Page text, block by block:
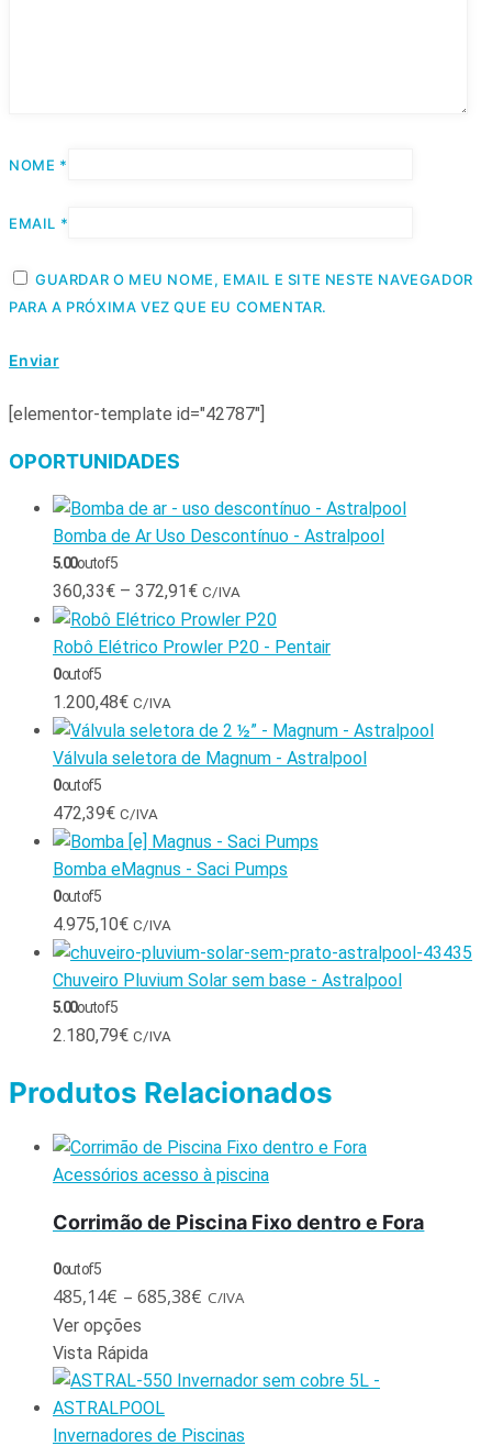
NOME *
EMAIL *
GUARDAR O MEU NOME, EMAIL E SITE NESTE NAVEGADOR
PARA A PRÓXIMA VEZ QUE EU COMENTAR.
[elementor-template id="42787"]
OPORTUNIDADES
Bomba de Ar Uso Descontínuo - Astralpool
5.00out of 5
360,33€ – 372,91€ C/IVA
Robô Elétrico Prowler P20 - Pentair
0out of 5
1.200,48€ C/IVA
Válvula seletora de Magnum - Astralpool
0out of 5
472,39€ C/IVA
Bomba eMagnus - Saci Pumps
0out of 5
4.975,10€ C/IVA
Chuveiro Pluvium Solar sem base - Astralpool
5.00out of 5
2.180,79€ C/IVA
Produtos Relacionados
Acessórios acesso à piscina
Corrimão de Piscina Fixo dentro e Fora
0out of 5
485,14€ – 685,38€ C/IVA
Ver opções
Vista Rápida
Invernadores de Piscinas